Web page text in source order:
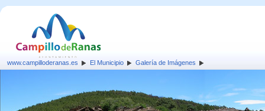
www.campilloderanas.es El Municipio Galería de Imágenes